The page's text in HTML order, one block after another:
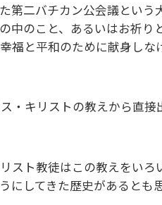
第二バチカン公会議とい
中のこと、あるいはお祈
福と平和のために献身し
・キリストの教えから直
スト教徒はこの教えをい
してきた歴史があるとも思